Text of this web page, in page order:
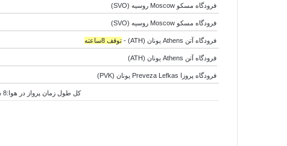
فرودگاه مسکو Moscow روسیه (SVO)
فرودگاه مسکو Moscow روسیه (SVO)
فرودگاه آتن Athens یونان (ATH) -
توقف 8ساعته
فرودگاه آتن Athens یونان (ATH)
فرودگاه پروزا Preveza Lefkas یونان (PVK)
کل طول زمان پرواز در هوا:8 ساعت و 25 دقیقه - کل طول زمان جابجایی هواپیما ها:9 ساعت و 15 دقیقه - کل طول زمان سفر:17 ساعت و 40 دقیقه